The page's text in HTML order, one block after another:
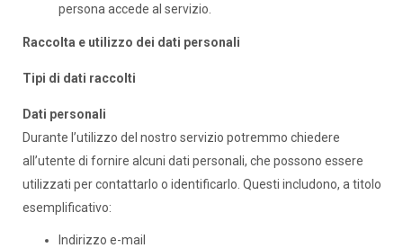
persona accede al servizio.
Raccolta e utilizzo dei dati personali
Tipi di dati raccolti
Dati personali
Durante l’utilizzo del nostro servizio potremmo chiedere
all’utente di fornire alcuni dati personali, che possono essere
utilizzati per contattarlo o identificarlo. Questi includono, a titolo
esemplificativo:
Indirizzo e-mail